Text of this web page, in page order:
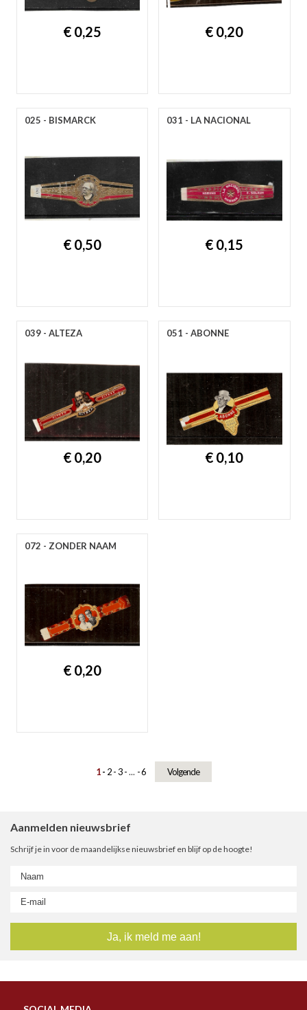
€ 0,25 € 0,20
025 - BISMARCK
€ 0,50
031 - LA NACIONAL
€ 0,15
039 - ALTEZA
€ 0,20
051 - ABONNE
€ 0,10
072 - ZONDER NAAM
€ 0,20
1 2 3 ... 6 Volgende
Aanmelden nieuwsbrief
Schrijf je in voor de maandelijkse nieuwsbrief en blijf op de hoogte!